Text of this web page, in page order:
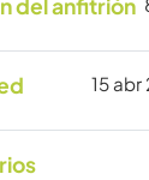
del anfitrión
15 abr